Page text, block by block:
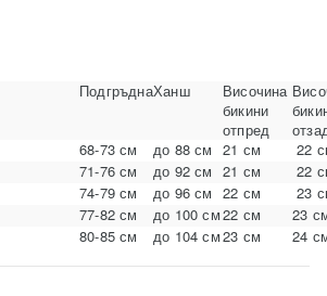
ПодгръднаХанш
Височина
бикини
отпред
68-73 см до 88 см 21 см
22
71-76 см до 92 см 21 см
22
74-79 см до 96 см 22 см
23
77-82 см до 100 см22 см
23
80-85 см до 104 см23 см 24